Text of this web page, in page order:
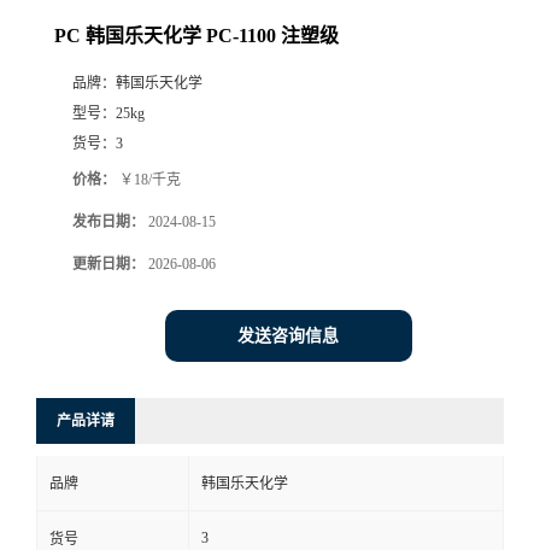
PC 韩国乐天化学 PC-1100 注塑级
品牌： 韩国乐天化学
型号： 25kg
货号： 3
价格： ￥18/千克
发布日期： 2024-08-15
更新日期： 2026-08-06
发送咨询信息
产品详请
品牌 韩国乐天化学
货号 3